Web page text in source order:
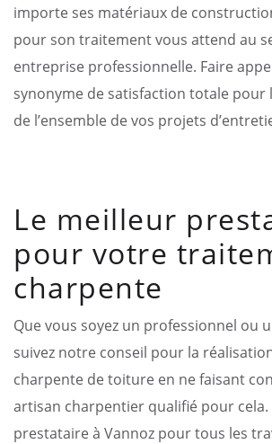
importe ses matériaux de
pour son traitement vous attend au
entreprise professionnelle. Faire
synonyme de satisfaction totale pour
de l’ensemble de vos projets
Le meilleur
pour votre
charpente
Que vous soyez un professionnel ou
suivez notre conseil pour la
charpente de toiture en ne faisant
artisan charpentier qualifié pour cela.
prestataire à Vannoz pour tous les